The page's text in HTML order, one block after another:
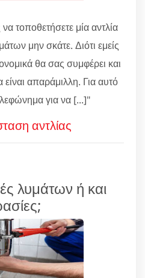
τοποθετήσετε μία αντλία
μην σκάτε. Διότι εμείς
θα σας συμφέρει και
απαράμιλλη. Για αυτό
για να [...]"
αντλίας
λυμάτων ή και